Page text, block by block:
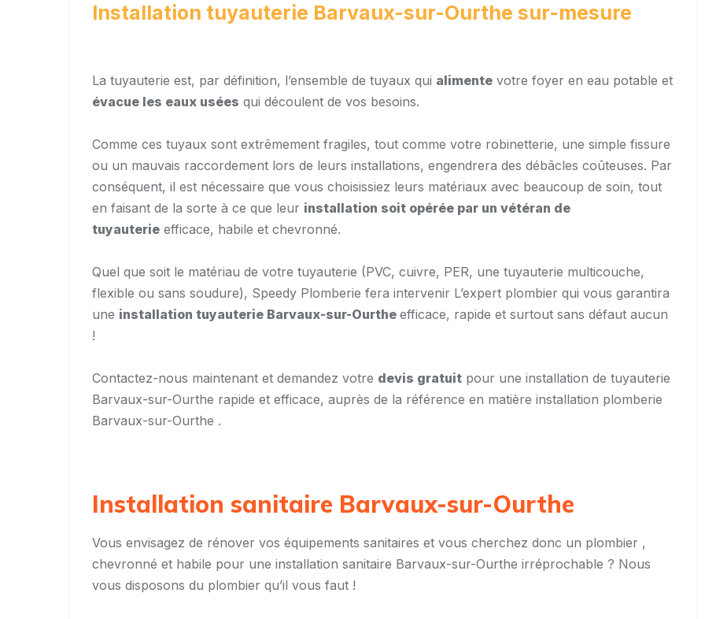
Installation tuyauterie Barvaux-sur-Ourthe sur-mesure
La tuyauterie est, par définition, l’ensemble de tuyaux qui alimente votre foyer en eau potable et
évacue les eaux usées qui découlent de vos besoins.
Comme ces tuyaux sont extrêmement fragiles, tout comme votre robinetterie, une simple fissure
ou un mauvais raccordement lors de leurs installations, engendrera des débâcles coûteuses. Par
conséquent, il est nécessaire que vous choisissiez leurs matériaux avec beaucoup de soin, tout
en faisant de la sorte à ce que leur installation soit opérée par un vétéran de
tuyauterie efficace, habile et chevronné.
Quel que soit le matériau de votre tuyauterie (PVC, cuivre, PER, une tuyauterie multicouche,
flexible ou sans soudure), Speedy Plomberie fera intervenir L’expert plombier qui vous garantira
une installation tuyauterie Barvaux-sur-Ourthe efficace, rapide et surtout sans défaut aucun
!
Contactez-nous maintenant et demandez votre devis gratuit pour une installation de tuyauterie
Barvaux-sur-Ourthe rapide et efficace, auprès de la référence en matière installation plomberie
Barvaux-sur-Ourthe .
Installation sanitaire Barvaux-sur-Ourthe
Vous envisagez de rénover vos équipements sanitaires et vous cherchez donc un plombier ,
chevronné et habile pour une installation sanitaire Barvaux-sur-Ourthe irréprochable ? Nous
vous disposons du plombier qu’il vous faut !